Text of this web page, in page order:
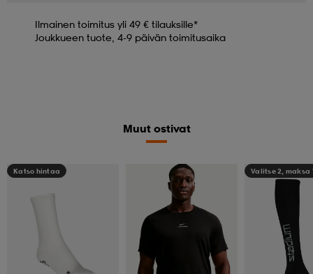
Ilmainen toimitus yli 49 € tilauksille*
Joukkueen tuote, 4-9 päivän toimitusaika
Muut ostivat
Katso hintaa Valitse 2, maksa